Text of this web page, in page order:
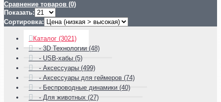
Сравнение товаров (0)
Показать:
Сортировка:
Каталог (3021)
- 3D Технологии (48)
- USB-хабы (5)
- Аксессуары (499)
- Аксессуары для геймеров (74)
- Беспроводные динамики (40)
- Для животных (27)